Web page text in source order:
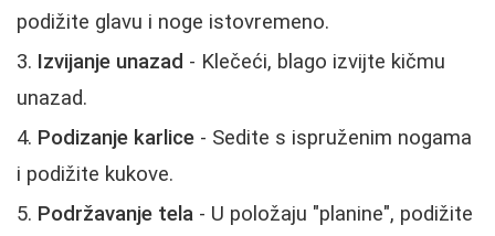
podižite glavu i noge istovremeno.
Izvijanje unazad - Klečeći, blago izvijte kičmu
unazad.
Podizanje karlice - Sedite s ispruženim nogama
i podižite kukove.
Podržavanje tela - U položaju "planine", podižite